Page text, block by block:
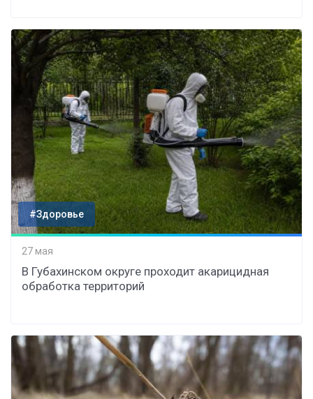
#Здоровье
27 мая
В Губахинском округе проходит акарицидная
обработка территорий